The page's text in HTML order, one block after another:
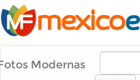
Modernas